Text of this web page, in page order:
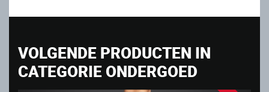
VOLGENDE PRODUCTEN IN
CATEGORIE ONDERGOED